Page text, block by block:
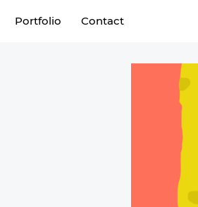
Portfolio Contact